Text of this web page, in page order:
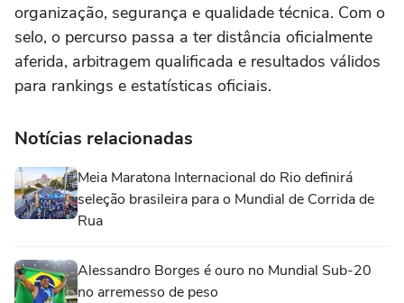
organização, segurança e qualidade técnica. Com o
selo, o percurso passa a ter distância oficialmente
aferida, arbitragem qualificada e resultados válidos
para rankings e estatísticas oficiais.
Notícias relacionadas
Meia Maratona Internacional do Rio definirá
seleção brasileira para o Mundial de Corrida de
Rua
Alessandro Borges é ouro no Mundial Sub-20
no arremesso de peso